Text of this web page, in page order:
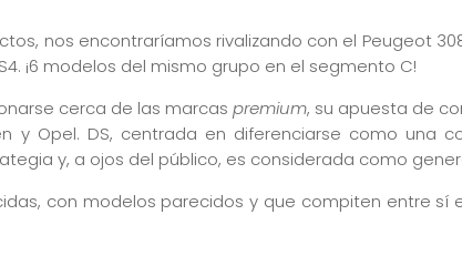
nos encontraríamos rivalizando con el Peugeot
¡6 modelos del mismo grupo en el segmento C!
cerca de las marcaspremium, su apuesta de
y Opel. DS, centrada en diferenciarse como una
y, a ojos del público, es considerada como
con modelos parecidos y que compiten entre sí